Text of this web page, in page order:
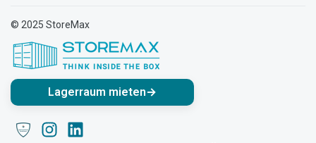
© 2025 StoreMax
Lagerraum mieten→